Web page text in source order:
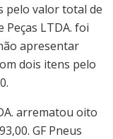
pelo valor total de
Peças LTDA. foi
apresentar
dois itens pelo
arrematou oito
GF Pneus